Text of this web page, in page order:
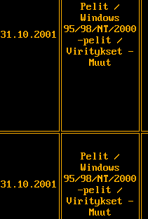
31.10.2001
Pelit /
Windows
95/98/NT/2000
-pelit /
Viritykset -
Muut
31.10.2001
Pelit /
Windows
95/98/NT/2000
-pelit /
Viritykset -
Muut